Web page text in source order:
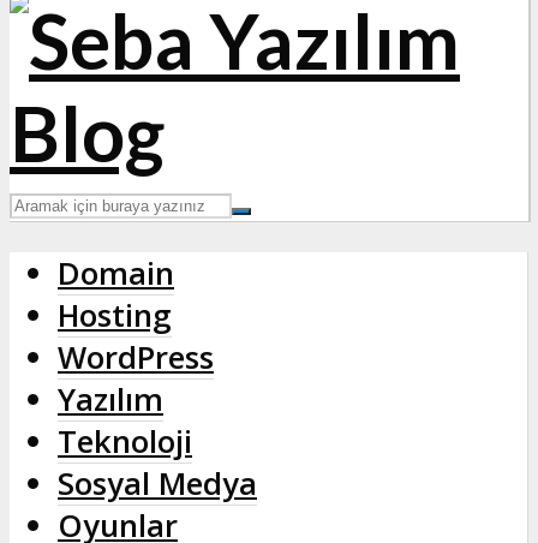
Domain
Hosting
WordPress
Yazılım
Teknoloji
Sosyal Medya
Oyunlar